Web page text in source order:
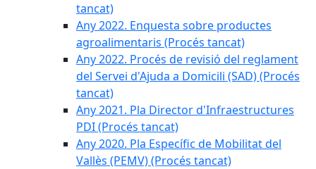
tancat)
Any 2022. Enquesta sobre productes
agroalimentaris (Procés tancat)
Any 2022. Procés de revisió del reglament
del Servei d'Ajuda a Domicili (SAD) (Procés
tancat)
Any 2021. Pla Director d'Infraestructures
PDI (Procés tancat)
Any 2020. Pla Específic de Mobilitat del
Vallès (PEMV) (Procés tancat)